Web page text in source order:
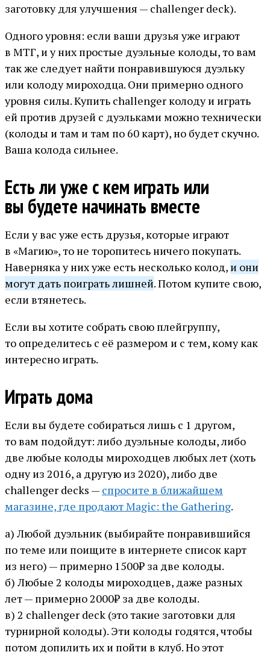
заготовку для улучшения — challenger deck).
Одного уровня: если ваши друзья уже играют
в МТГ, и у них простые дуэльные колоды, то вам
так же следует найти понравившуюся дуэльку
или колоду мироходца. Они примерно одного
уровня силы. Купить challenger колоду и играть
ей против друзей с дуэльками можно технически
(колоды и там и там по 60 карт), но будет скучно.
Ваша колода сильнее.
Есть ли уже с кем играть или
вы будете начинать вместе
Если у вас уже есть друзья, которые играют
в «Магию», то не торопитесь ничего покупать.
Наверняка у них уже есть несколько колод,и они
могут дать поиграть лишней. Потом купите свою,
если втянетесь.
Если вы хотите собрать свою плейгруппу,
то определитесь с её размером и с тем, кому как
интересно играть.
Играть дома
Если вы будете собираться лишь с 1 другом,
то вам подойдут: либо дуэльные колоды, либо
две любые колоды мироходцев любых лет (хоть
одну из 2016, а другую из 2020), либо две
challenger decks — спросите в ближайшем
магазине, где продают Magic: the Gathering.
а) Любой дуэльник (выбирайте понравившийся
по теме или поищите в интернете список карт
из него) — примерно 1500₽ за две колоды.
б) Любые 2 колоды мироходцев, даже разных
лет — примерно 2000₽ за две колоды.
в) 2 challenger deck (это такие заготовки для
турнирной колоды). Эти колоды годятся, чтобы
потом допилить их и пойти в клуб. Но этот